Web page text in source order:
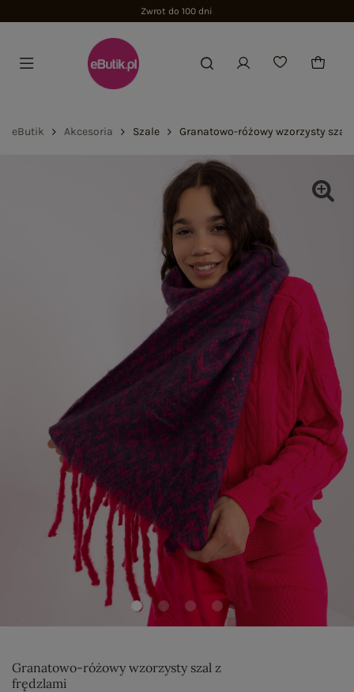
Zwrot do 100 dni
eButik Akcesoria Szale Granatowo-różowy wzorzysty szal
Granatowo-różowy wzorzysty szal z
frędzlami